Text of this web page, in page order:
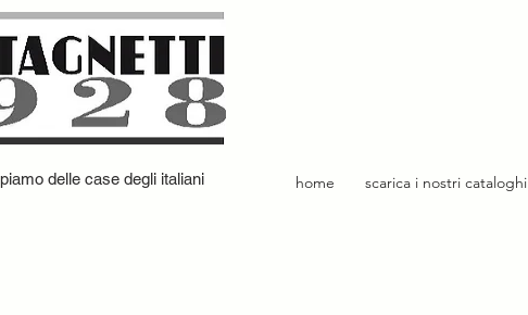
delle case degli italiani home scarica i nostri cataloghi